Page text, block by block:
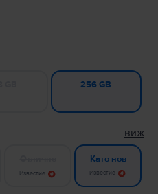
256 GB
виж
Известие
Като нов
Известие